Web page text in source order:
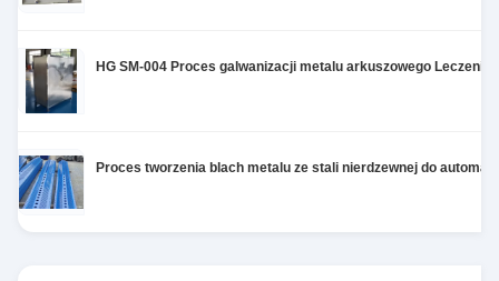
HG SM-004 Proces galwanizacji metalu arkuszowego
Proces tworzenia blach metalu ze stali nierdzewnej do